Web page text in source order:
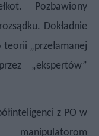
Pozbawiony
Dokładnie
„przełamanej
„ekspertów”
z PO w
manipulatorom